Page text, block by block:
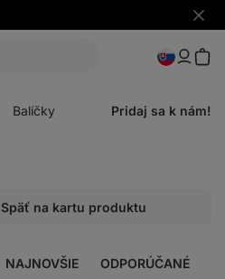
Skryť
Balíčky Pridaj sa k nám!
Späť na kartu produktu
NAJNOVŠIE ODPORÚČANÉ